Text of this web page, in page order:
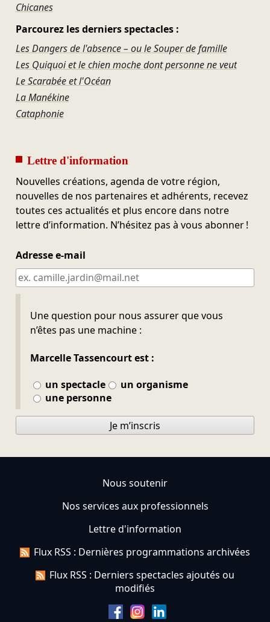
Chicanes
Parcourez les derniers spectacles :
Les Dangers de l'absence – ou le Souper de famille
Les Quiquoi et le chien moche dont personne ne veut
Le Scarabée et l'Océan
La Manékine
Cataphonie
Lettre d'information
Nouvelles créations, agenda de votre région,
nouvelles de nos partenaires et adhérents, recevez
toutes ces actualités et plus encore dans notre
lettre d’information. N’hésitez pas à vous abonner !
Adresse e-mail
Une question pour nous assurer que vous
n’êtes pas une machine :
Marcelle Tassencourt est :
un spectacle
un organisme
une personne
Ne pas remplir
Je m’inscris
Nous soutenir
Nos services aux professionnels
Lettre d'information
Flux RSS : Dernières programmations archivées
Flux RSS : Derniers spectacles ajoutés ou
modifiés